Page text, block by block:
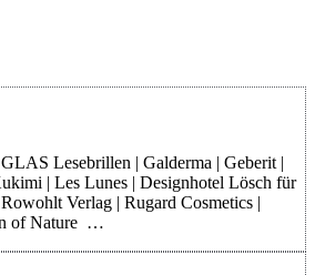
Lesebrillen | Galderma | Geberit |
| Les Lunes | Designhotel Lösch für
Verlag | Rugard Cosmetics |
of Nature …